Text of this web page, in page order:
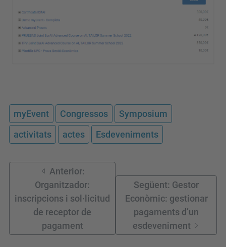
myEvent Congressos
Symposium
activitats
actes Esdeveniments
Anterior:
Organitzador:
inscripcions i sol·licitud
de receptor de
pagament
Següent: Gestor
Econòmic: gestionar
pagaments d’un
esdeveniment